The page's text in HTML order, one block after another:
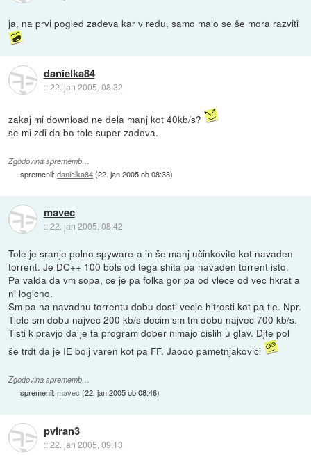
ja, na prvi pogled zadeva kar v redu, samo malo se še mora razviti
danielka84
::22. jan 2005, 08:32
zakaj mi download ne dela manj kot 40kb/s?
se mi zdi da bo tole super zadeva.
Zgodovina sprememb…
spremenil:danielka84(22. jan 2005 ob 08:33)
mavec
::22. jan 2005, 08:42
Tole je sranje polno spyware-a in še manj učinkovito kot navaden
torrent. Je DC++ 100 bols od tega shita pa navaden torrent isto.
Pa valda da vm sopa, ce je pa folka gor pa od vlece od vec hkrat a
ni logicno.
Sm pa na navadnu torrentu dobu dosti vecje hitrosti kot pa tle. Npr.
Tlele sm dobu najvec 200 kb/s docim sm tm dobu najvec 700 kb/s.
Tisti k pravjo da je ta program dober nimajo cislih u glav. Djte pol
še trdt da je IE bolj varen kot pa FF. Jaooo pametnjakovici
Zgodovina sprememb…
spremenil:mavec (22. jan 2005 ob 08:46)
pviran3
::22. jan 2005, 09:13